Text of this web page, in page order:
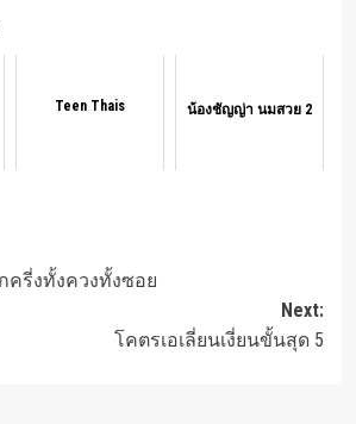
Teen Thais น้องชัญญ่า นมสวย 2
ครี่งทั้งควงทั้งซอย
Next:
โคตรเอเลี่ยนเงี่ยนขั้นสุด 5